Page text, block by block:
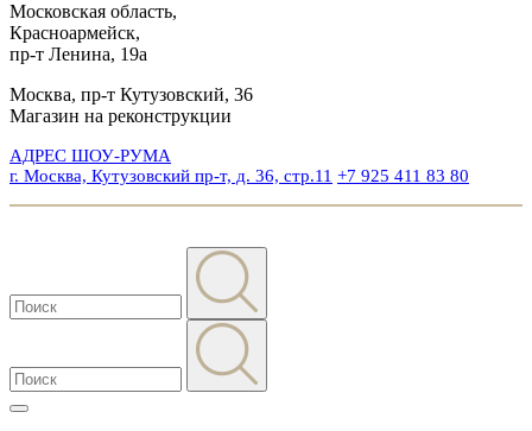
Московская область,
Красноармейск,
пр-т Ленина, 19а
Москва, пр-т Кутузовский, 36
Магазин на реконструкции
АДРЕС ШОУ-РУМА
г. Москва, Кутузовский пр-т, д. 36, стр.11 +7 925 411 83 80